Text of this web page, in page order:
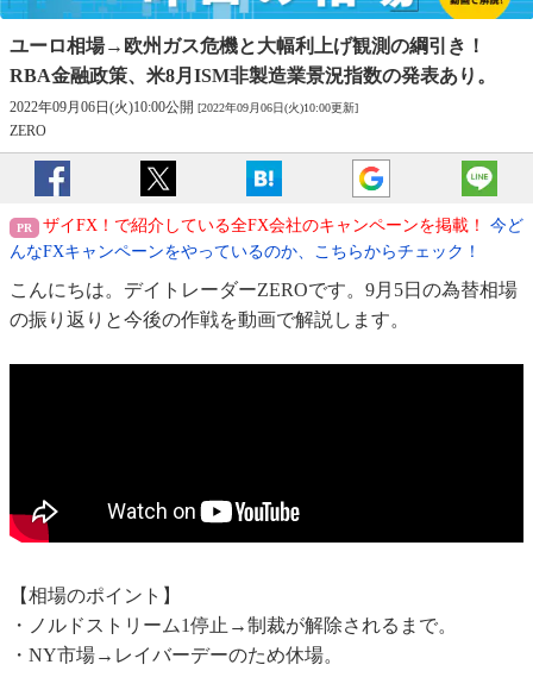
ユーロ相場→欧州ガス危機と大幅利上げ観測の綱引き！
RBA金融政策、米8月ISM非製造業景況指数の発表あり。
2022年09月06日(火)10:00公開 [2022年09月06日(火)10:00更新]
ZERO
ザイFX！で紹介している全FX会社のキャンペーンを掲載！
今ど
んなFXキャンペーンをやっているのか、こちらからチェック！
こんにちは。デイトレーダーZEROです。9月5日の為替相場
の振り返りと今後の作戦を動画で解説します。
【相場のポイント】
・ノルドストリーム1停止→制裁が解除されるまで。
・NY市場→レイバーデーのため休場。